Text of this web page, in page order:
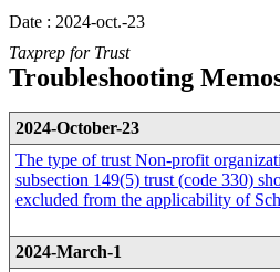
Date : 2024-oct.-23
Taxprep for Trust
Troubleshooting
2024-October-23
The type of trust Non-profit
subsection 149(5) trust (code 330)
excluded from the applicability of
2024-March-1